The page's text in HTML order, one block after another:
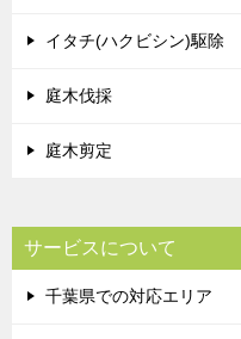
イタチ(ハクビシン)駆除
庭木伐採
庭木剪定
サービスについて
千葉県での対応エリア